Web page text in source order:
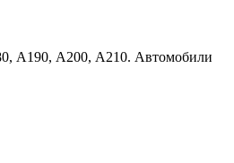
А190, А200, А210. Автомобили